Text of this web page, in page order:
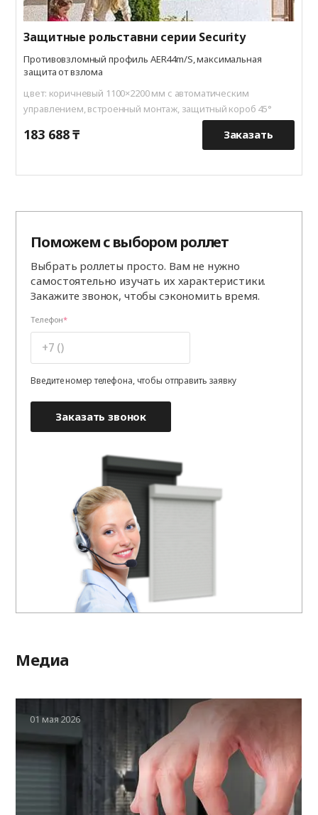
Защитные рольставни серии Security
Противовзломный профиль AER44m/S, максимальная
защита от взлома
цвет: коричневый 1100×2200 мм с автоматическим
управлением, встроенный монтаж, защитный короб 45°
183 688 ₸ Заказать
Поможем с выбором роллет
Выбрать роллеты просто. Вам не нужно
самостоятельно изучать их характеристики.
Закажите звонок, чтобы сэкономить время.
Телефон
Введите номер телефона, чтобы отправить заявку
Заказать звонок
Медиа
01 мая 2026